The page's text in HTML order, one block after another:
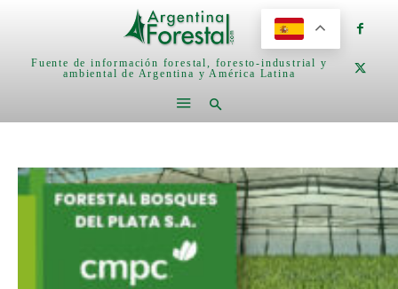
Fuente de información forestal, foresto-industrial y
ambiental de Argentina y América Latina